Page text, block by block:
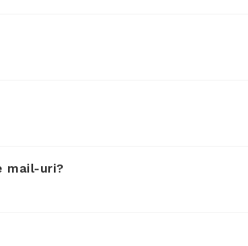
mail-uri?